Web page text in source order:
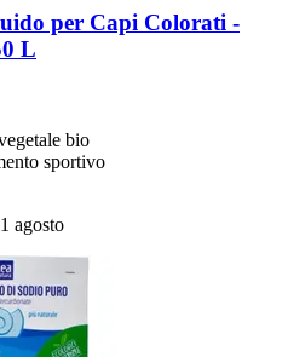
per Capi Colorati -​
L
bio
sportivo
agosto